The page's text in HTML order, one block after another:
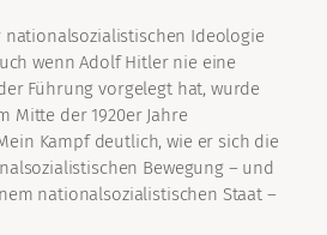
Ideologie
wenn Adolf Hitler nie eine
Führung vorgelegt hat, wurde
Mitte der 1920er Jahre
Kampf deutlich, wie er sich die
Bewegung – und
nationalsozialistischen Staat –